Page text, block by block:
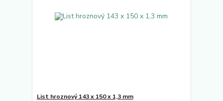
List hroznový 143 x 150 x 1,3 mm